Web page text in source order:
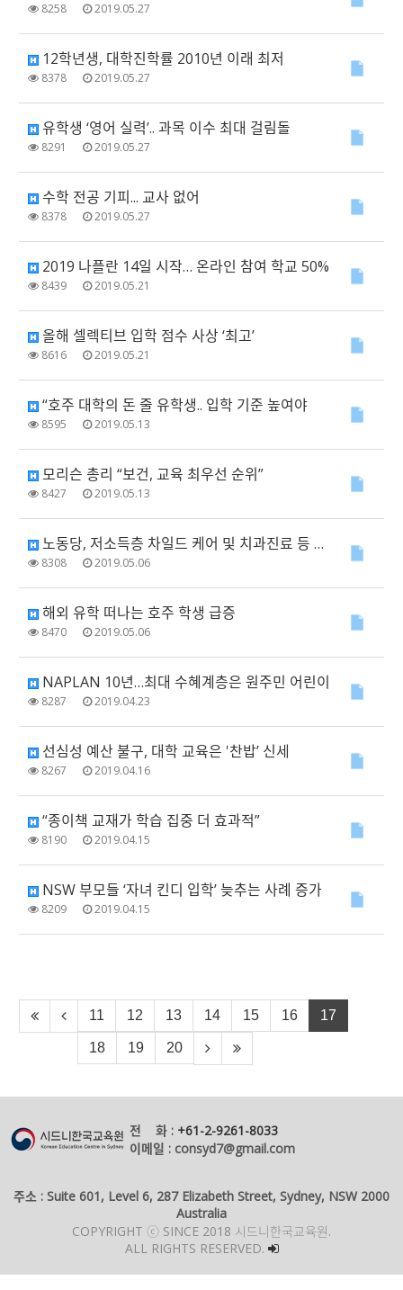
8258 2019.05.27
12학년생, 대학진학률 2010년 이래 최저
8378 2019.05.27
유학생 ‘영어 실력’.. 과목 이수 최대 걸림돌
8291 2019.05.27
수학 전공 기피... 교사 없어
8378 2019.05.27
2019 나플란 14일 시작… 온라인 참여 학교 50%
8439 2019.05.21
올해 셀렉티브 입학 점수 사상 ‘최고’
8616 2019.05.21
“호주 대학의 돈 줄 유학생.. 입학 기준 높여야
8595 2019.05.13
모리슨 총리 “보건, 교육 최우선 순위”
8427 2019.05.13
노동당, 저소득층 차일드 케어 및 치과진료 등 $70억 공약
8308 2019.05.06
해외 유학 떠나는 호주 학생 급증
8470 2019.05.06
NAPLAN 10년…최대 수혜계층은 원주민 어린이
8287 2019.04.23
선심성 예산 불구, 대학 교육은 '찬밥’ 신세
8267 2019.04.16
“종이책 교재가 학습 집중 더 효과적”
8190 2019.04.15
NSW 부모들 ‘자녀 킨디 입학’ 늦추는 사례 증가
8209 2019.04.15
11 12 13 14 15 16 17
18 19 20
전 화 : +61-2-9261-8033
이메일 : consyd7@gmail.com
주소 : Suite 601, Level 6, 287 Elizabeth Street, Sydney, NSW 2000
Australia
COPYRIGHT ⓒ SINCE 2018 시드니한국교육원.
ALL RIGHTS RESERVED.